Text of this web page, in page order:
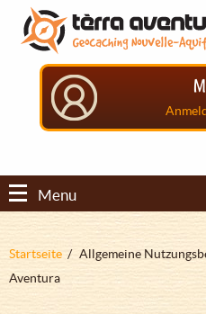
Direkt
zum
Inhalt
Aller
menu
principal
Aller
pied
Menu
Pfadnavigation
Startseite
Allgemeine
Aventura